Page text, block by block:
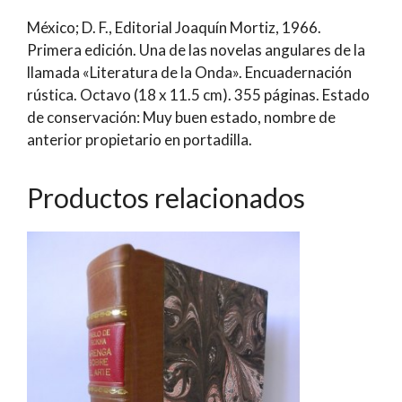
México; D. F., Editorial Joaquín Mortiz, 1966.
Primera edición. Una de las novelas angulares de la
llamada «Literatura de la Onda». Encuadernación
rústica. Octavo (18 x 11.5 cm). 355 páginas. Estado
de conservación: Muy buen estado, nombre de
anterior propietario en portadilla.
Productos relacionados